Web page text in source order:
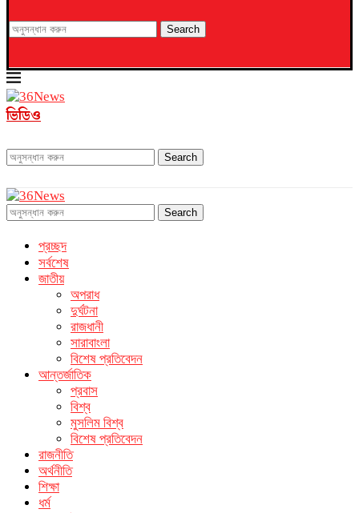
Search
ভিডিও
Search
Search
প্রচ্ছদ
সর্বশেষ
জাতীয়
অপরাধ
দুর্ঘটনা
রাজধানী
সারাবাংলা
বিশেষ প্রতিবেদন
আন্তর্জাতিক
প্রবাস
বিশ্ব
মুসলিম বিশ্ব
বিশেষ প্রতিবেদন
রাজনীতি
অর্থনীতি
শিক্ষা
ধর্ম